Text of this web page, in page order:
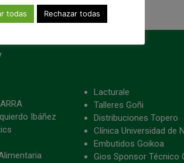
Ibáñez
Lacturale
Talleres Goñi
Distribuciones Topero
Clínica Universidad de
Embutidos Goikoa
Gios Sponsor Técnico
todas Rechazar todas